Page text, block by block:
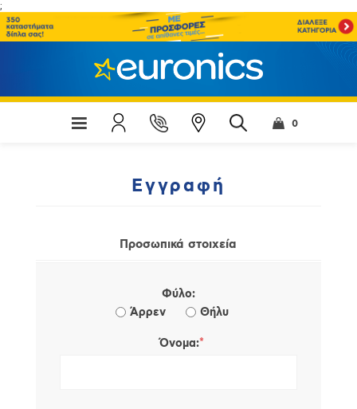
;
0
Εγγραφή
Προσωπικά στοιχεία
Φύλο:
Άρρεν
Θήλυ
Όνομα:*